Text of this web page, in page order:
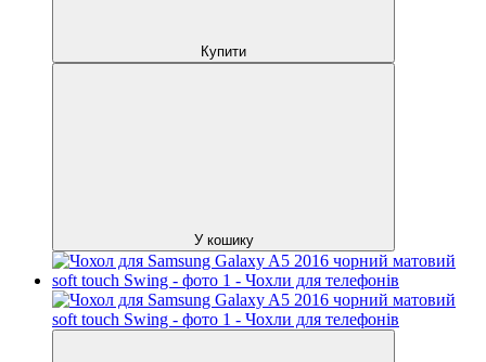
Купити
У кошику